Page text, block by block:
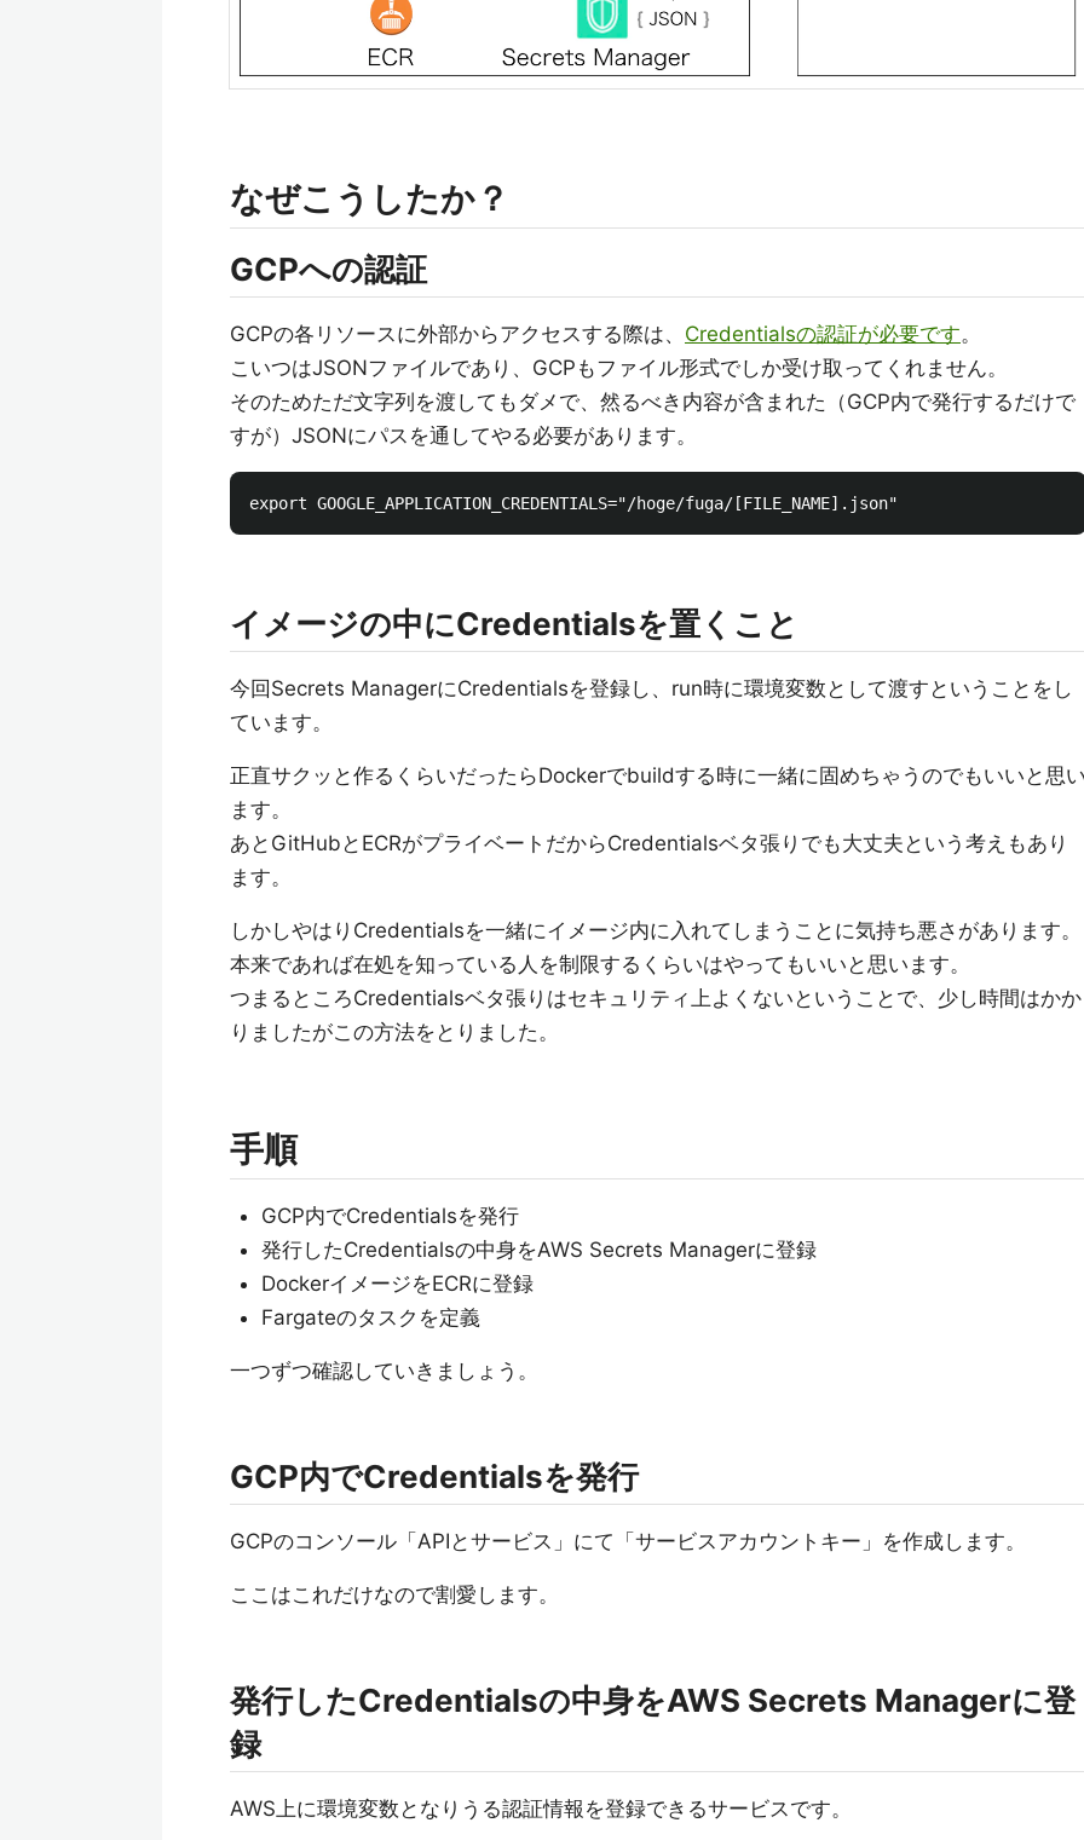
なぜこうしたか？
GCPへの認証
GCPの各リソースに外部からアクセスする際は、 Credentialsの認証が必要です。
こいつはJSONファイルであり、GCPもファイル形式でしか受け取ってくれません。
そのためただ文字列を渡してもダメで、然るべき内容が含まれた（GCP内で発行するだけで
すが）JSONにパスを通してやる必要があります。
イメージの中にCredentialsを置くこと
今回Secrets ManagerにCredentialsを登録し、run時に環境変数として渡すということをし
ています。
正直サクッと作るくらいだったらDockerでbuildする時に一緒に固めちゃうのでもいいと思
ます。
あとGitHubとECRがプライベートだからCredentialsベタ張りでも大丈夫という考えもあり
ます。
しかしやはりCredentialsを一緒にイメージ内に入れてしまうことに気持ち悪さがあります。
本来であれば在処を知っている人を制限するくらいはやってもいいと思います。
つまるところCredentialsベタ張りはセキュリティ上よくないということで、少し時間はかか
りましたがこの方法をとりました。
手順
GCP内でCredentialsを発行
発行したCredentialsの中身をAWS Secrets Managerに登録
DockerイメージをECRに登録
Fargateのタスクを定義
一つずつ確認していきましょう。
GCP内でCredentialsを発行
GCPのコンソール「APIとサービス」にて「サービスアカウントキー」を作成します。
ここはこれだけなので割愛します。
発行したCredentialsの中身をAWS Secrets Managerに登
録
AWS上に環境変数となりうる認証情報を登録できるサービスです。